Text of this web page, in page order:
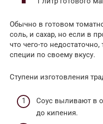
Обычно в готовом
соль, и сахар, но если в
что чего-то
специи по своему вкусу.
Ступени изготовления
Соус выливают в
до кипения.